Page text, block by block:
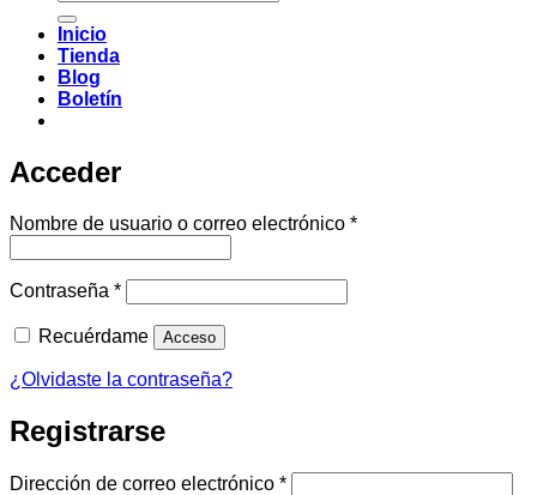
por:
Inicio
Tienda
Blog
Boletín
Acceder
Nombre de usuario o correo electrónico *Obligatorio
Contraseña *Obligatorio
Recuérdame Acceso
¿Olvidaste la contraseña?
Registrarse
Dirección de correo electrónico *Obligatorio